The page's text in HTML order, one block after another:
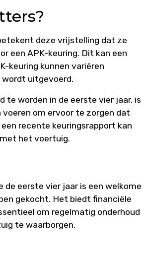
deze vrijstelling dat ze
een APK-keuring. Dit kan een
keuring kunnen variëren
wordt uitgevoerd.
te worden in de eerste vier jaar, is
om ervoor te zorgen dat
recente keuringsrapport kan
het voertuig.
de eerste vier jaar is een welkome
gekocht. Het biedt financiële
om regelmatig onderhoud
te waarborgen.